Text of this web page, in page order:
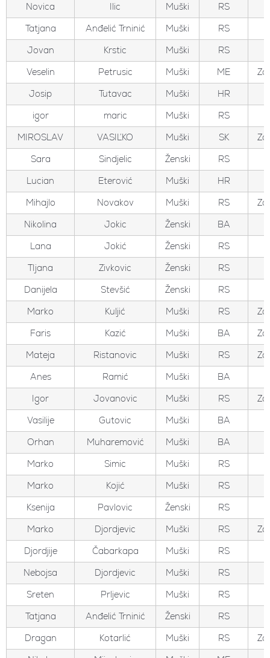
Novica
Ilic Muški
RS
Tatjana
Anđelić Trninić Muški
RS
Jovan
Krstic Muški
RS
Veselin
Petrusic Muški ME
Josip
Tutavac Muški
HR
igor
maric Muški
RS
MIROSLAV
VASIĽKO Muški SK
Sara
Sindjelic Ženski
RS
Lucian
Eterović Muški
HR
Mihajlo
Novakov Muški RS
Nikolina
Jokic Ženski
BA
Lana
Jokić Ženski
RS
TIjana
Zivkovic Ženski
RS
Danijela
Stevšić Ženski
RS
Marko
Kuljić Muški RS
Faris
Kazić Muški BA
Mateja
Ristanovic Muški RS
Anes
Ramić Muški
BA
Igor
Jovanovic Muški RS
Vasilije
Gutovic Muški
BA
Orhan
Muharemović Muški
BA
Marko
Simic Muški
RS
Marko
Kojić Muški
RS
Ksenija
Pavlovic Ženski
RS
Marko
Djordjevic Muški RS
Djordjije
Čabarkapa Muški
RS
Nebojsa
Djordjevic Muški
RS
Sreten
Prljevic Muški
RS
Tatjana
Anđelić Trninić Ženski
RS
Dragan
Kotarlić Muški RS